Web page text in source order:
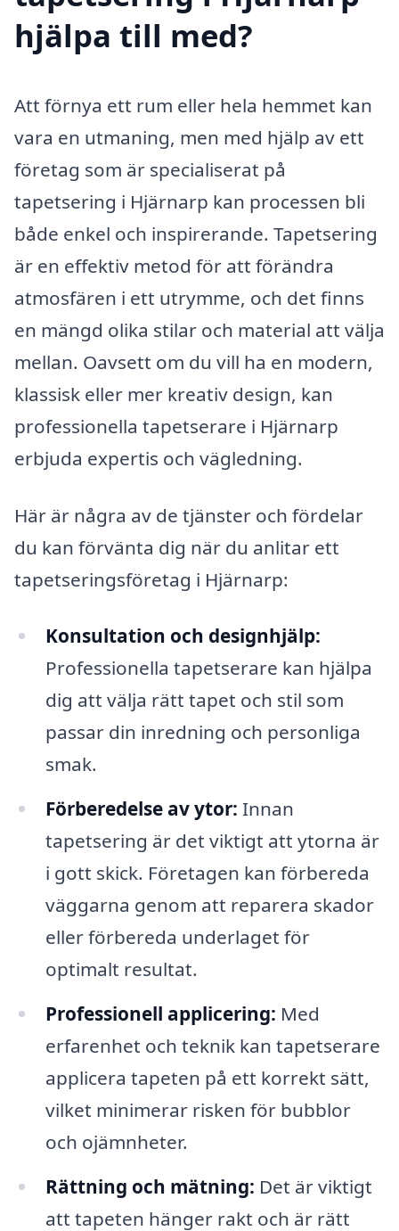
hjälpa till med?
Att förnya ett rum eller hela hemmet kan
vara en utmaning, men med hjälp av ett
företag som är specialiserat på
tapetsering i Hjärnarp kan processen bli
både enkel och inspirerande. Tapetsering
är en effektiv metod för att förändra
atmosfären i ett utrymme, och det finns
en mängd olika stilar och material att välja
mellan. Oavsett om du vill ha en modern,
klassisk eller mer kreativ design, kan
professionella tapetserare i Hjärnarp
erbjuda expertis och vägledning.
Här är några av de tjänster och fördelar
du kan förvänta dig när du anlitar ett
tapetseringsföretag i Hjärnarp:
Konsultation och designhjälp:
Professionella tapetserare kan hjälpa
dig att välja rätt tapet och stil som
passar din inredning och personliga
smak.
Förberedelse av ytor: Innan
tapetsering är det viktigt att ytorna är
i gott skick. Företagen kan förbereda
väggarna genom att reparera skador
eller förbereda underlaget för
optimalt resultat.
Professionell applicering: Med
erfarenhet och teknik kan tapetserare
applicera tapeten på ett korrekt sätt,
vilket minimerar risken för bubblor
och ojämnheter.
Rättning och mätning: Det är viktigt
att tapeten hänger rakt och är rätt